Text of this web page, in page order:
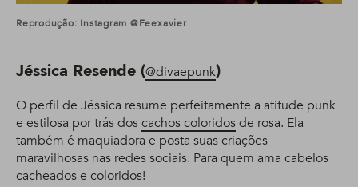
Reprodução: Instagram @feexavier
Jéssica Resende (@divaepunk)
O perfil de Jéssica resume perfeitamente a atitude punk
e estilosa por trás doscachos coloridosde rosa. Ela
também é maquiadora e posta suas criações
maravilhosas nas redes sociais. Para quem ama cabelos
cacheados e coloridos!